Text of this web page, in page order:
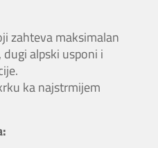
zahteva maksimalan
alpski usponi i
ka najstrmijem